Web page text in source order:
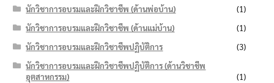
นักวิชาการอบรมและฝึกวิชาชีพ (ด้านพ่อบ้าน)
(1)
นักวิชาการอบรมและฝึกวิชาชีพ (ด้านแม่บ้าน)
(1)
นักวิชาการอบรมและฝึกวิชาชีพปฏิบัติการ
(3)
นักวิชาการอบรมและฝึกวิชาชีพปฏิบัติการ (ด้านวิชาชีพ
อุตสาหกรรม)
(1)